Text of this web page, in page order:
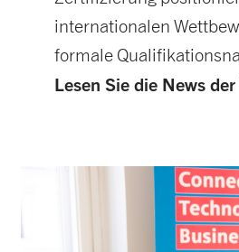
internationalen
formale
Lesen Sie die News